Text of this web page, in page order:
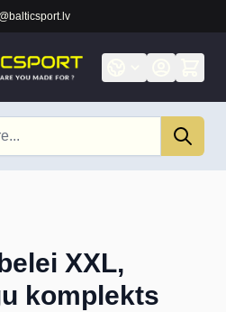
XXL,
komplekts